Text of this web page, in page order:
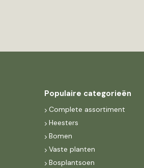
Populaire categorieën
Complete assortiment
Heesters
Bomen
Vaste planten
Bosplantsoen